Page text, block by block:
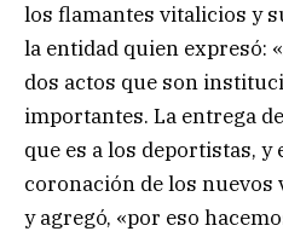
los flamantes vitalicios y
la entidad quien expresó:
dos actos que son
importantes. La entrega
que es a los deportistas, y
coronación de los nuevos
y agregó, «por eso